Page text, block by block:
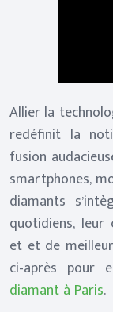
Allier la
redéfinit la
fusion
smartphones,
diamants
quotidiens, leur
et et de
ci-après pour
diamant à Paris.